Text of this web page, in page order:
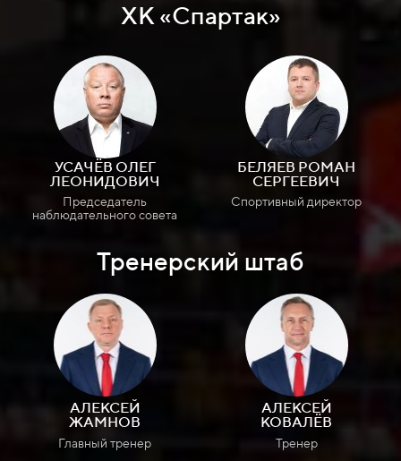
ХК «Спартак»
УСАЧЁВ ОЛЕГ
ЛЕОНИДОВИЧ
Председатель
наблюдательного совета
БЕЛЯЕВ РОМАН
СЕРГЕЕВИЧ
Спортивный директор
Тренерский штаб
АЛЕКСЕЙ
ЖАМНОВ
Главный тренер
АЛЕКСЕЙ
КОВАЛЁВ
Тренер